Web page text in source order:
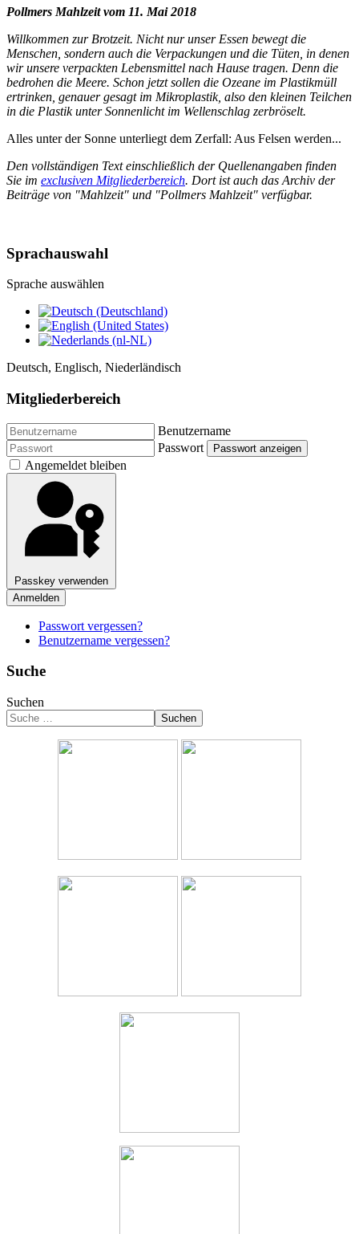
Pollmers Mahlzeit vom 11. Mai 2018
Willkommen zur Brotzeit. Nicht nur unser Essen bewegt die
Menschen, sondern auch die Verpackungen und die Tüten, in denen
wir unsere verpackten Lebensmittel nach Hause tragen. Denn die
bedrohen die Meere. Schon jetzt sollen die Ozeane im Plastikmüll
ertrinken, genauer gesagt im Mikroplastik, also den kleinen Teilchen
in die Plastik unter Sonnenlicht im Wellenschlag zerbröselt.
Alles unter der Sonne unterliegt dem Zerfall: Aus Felsen werden...
Den vollständigen Text einschließlich der Quellenangaben finden
Sie im exclusiven Mitgliederbereich. Dort ist auch das Archiv der
Beiträge von "Mahlzeit" und "Pollmers Mahlzeit" verfügbar.
Sprachauswahl
Sprache auswählen
Deutsch, Englisch, Niederländisch
Mitgliederbereich
Benutzername
Passwort
Passwort anzeigen
Angemeldet bleiben
Passkey verwenden
Anmelden
Passwort vergessen?
Benutzername vergessen?
Suche
Suchen
Suchen